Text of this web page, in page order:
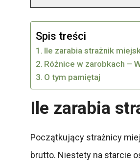
Spis treści
Ile zarabia strażnik
Różnice w zarobkach –
O tym pamiętaj
Ile zarabia
Początkujący strażnicy
brutto. Niestety na starcie